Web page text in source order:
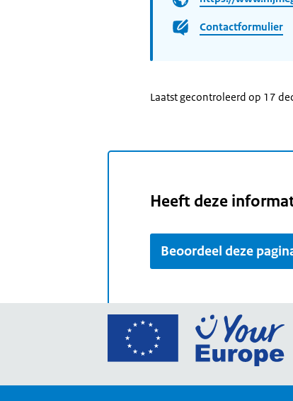
Contactformulier
Laatst gecontroleerd op 17
Heeft deze
Beoordeel deze
Ga